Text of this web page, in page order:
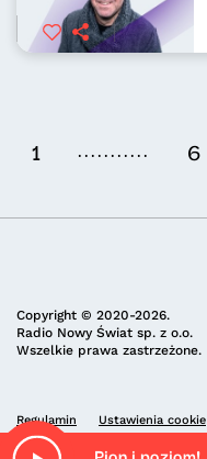
1 ........... 6
Copyright © 2020-2026.
Radio Nowy Świat sp. z o.o.
Wszelkie prawa zastrzeżone.
Regulamin Ustawienia cookie